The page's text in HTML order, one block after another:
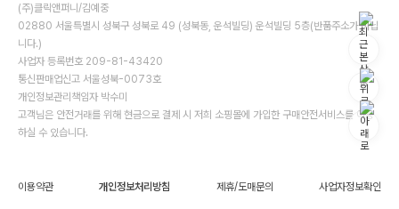
(주)클릭앤퍼니/김예중
02880 서울특별시 성북구 성북로 49 (성북동, 운석빌딩) 운석빌딩 5층(반품주소가 아닙
니다.)
사업자 등록번호 209-81-43420
통신판매업신고 서울성북-0073호
개인정보관리책임자 박수미
고객님은 안전거래를 위해 현금으로 결제 시 저희 소핑몰에 가입한 구매안전서비스를 이용
하실 수 있습니다.
이용약관 개인정보처리방침 제휴/도매문의 사업자정보확인